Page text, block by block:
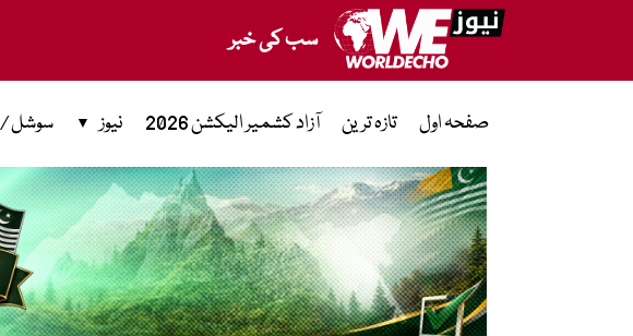
سب کی خبر
صفحہ اول تازہ ترین آزاد کشمیر الیکشن 2026 نیوز سوشل